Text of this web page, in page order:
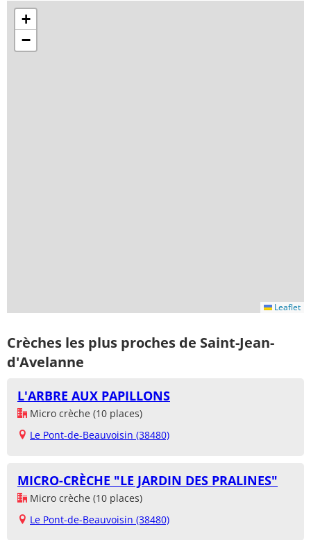
+
−
Leaflet
Crèches les plus proches de Saint-Jean-
d'Avelanne
L'ARBRE AUX PAPILLONS
Micro crèche (10 places)
Le Pont-de-Beauvoisin (38480)
MICRO-CRÈCHE "LE JARDIN DES PRALINES"
Micro crèche (10 places)
Le Pont-de-Beauvoisin (38480)